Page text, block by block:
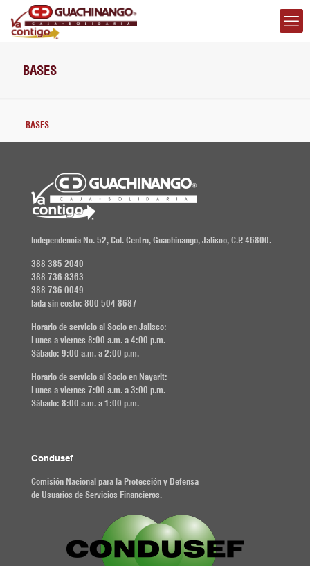
BASES
BASES
Independencia No. 52, Col. Centro, Guachinango, Jalisco, C.P. 46800.
388 385 2040
388 736 8363
388 736 0049
lada sin costo: 800 504 8687
Horario de servicio al Socio en Jalisco:
Lunes a viernes 8:00 a.m. a 4:00 p.m.
Sábado: 9:00 a.m. a 2:00 p.m.
Horario de servicio al Socio en Nayarit:
Lunes a viernes 7:00 a.m. a 3:00 p.m.
Sábado: 8:00 a.m. a 1:00 p.m.
Condusef
Comisión Nacional para la Protección y Defensa
de Usuarios de Servicios Financieros.